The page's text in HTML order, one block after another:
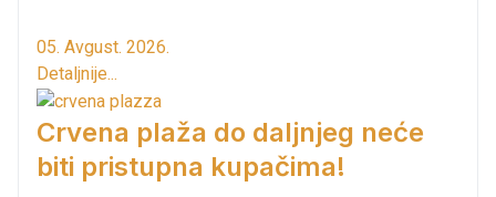
05. Avgust. 2026.
Detaljnije...
Crvena plaža do daljnjeg neće
biti pristupna kupačima!